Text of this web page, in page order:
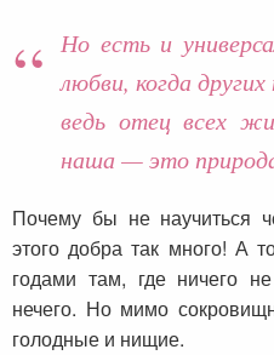
Но есть и
любви, когда
ведь отец всех
наша — это
Почему бы не научиться
этого добра так много! А
годами там, где ничего
нечего. Но мимо
голодные и нищие.